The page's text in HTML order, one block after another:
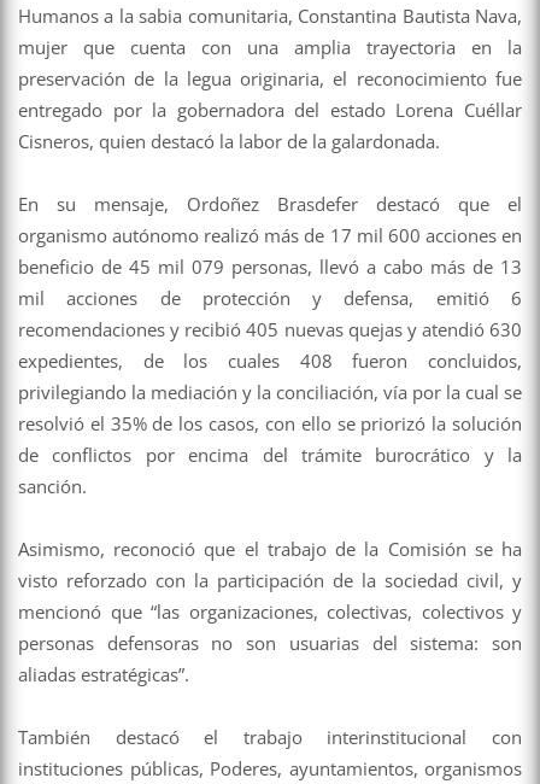
Humanos a la sabia comunitaria, Constantina Bautista Nava,
mujer que cuenta con una amplia trayectoria en la
preservación de la legua originaria, el reconocimiento fue
entregado por la gobernadora del estado Lorena Cuéllar
Cisneros, quien destacó la labor de la galardonada.
En su mensaje, Ordoñez Brasdefer destacó que el
organismo autónomo realizó más de 17 mil 600 acciones en
beneficio de 45 mil 079 personas, llevó a cabo más de 13
mil acciones de protección y defensa, emitió 6
recomendaciones y recibió 405 nuevas quejas y atendió 630
expedientes, de los cuales 408 fueron concluidos,
privilegiando la mediación y la conciliación, vía por la cual se
resolvió el 35% de los casos, con ello se priorizó la solución
de conflictos por encima del trámite burocrático y la
sanción.
Asimismo, reconoció que el trabajo de la Comisión se ha
visto reforzado con la participación de la sociedad civil, y
mencionó que “las organizaciones, colectivas, colectivos y
personas defensoras no son usuarias del sistema: son
aliadas estratégicas”.
También destacó el trabajo interinstitucional con
instituciones públicas, Poderes, ayuntamientos, organismos